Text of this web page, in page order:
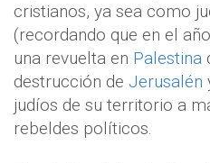
cristianos, ya sea como
(recordando que en el año
una revuelta en Palestina
destrucción de Jerusalén
judíos de su territorio a
rebeldes políticos.